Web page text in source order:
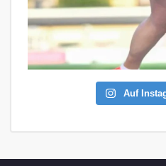
Auf